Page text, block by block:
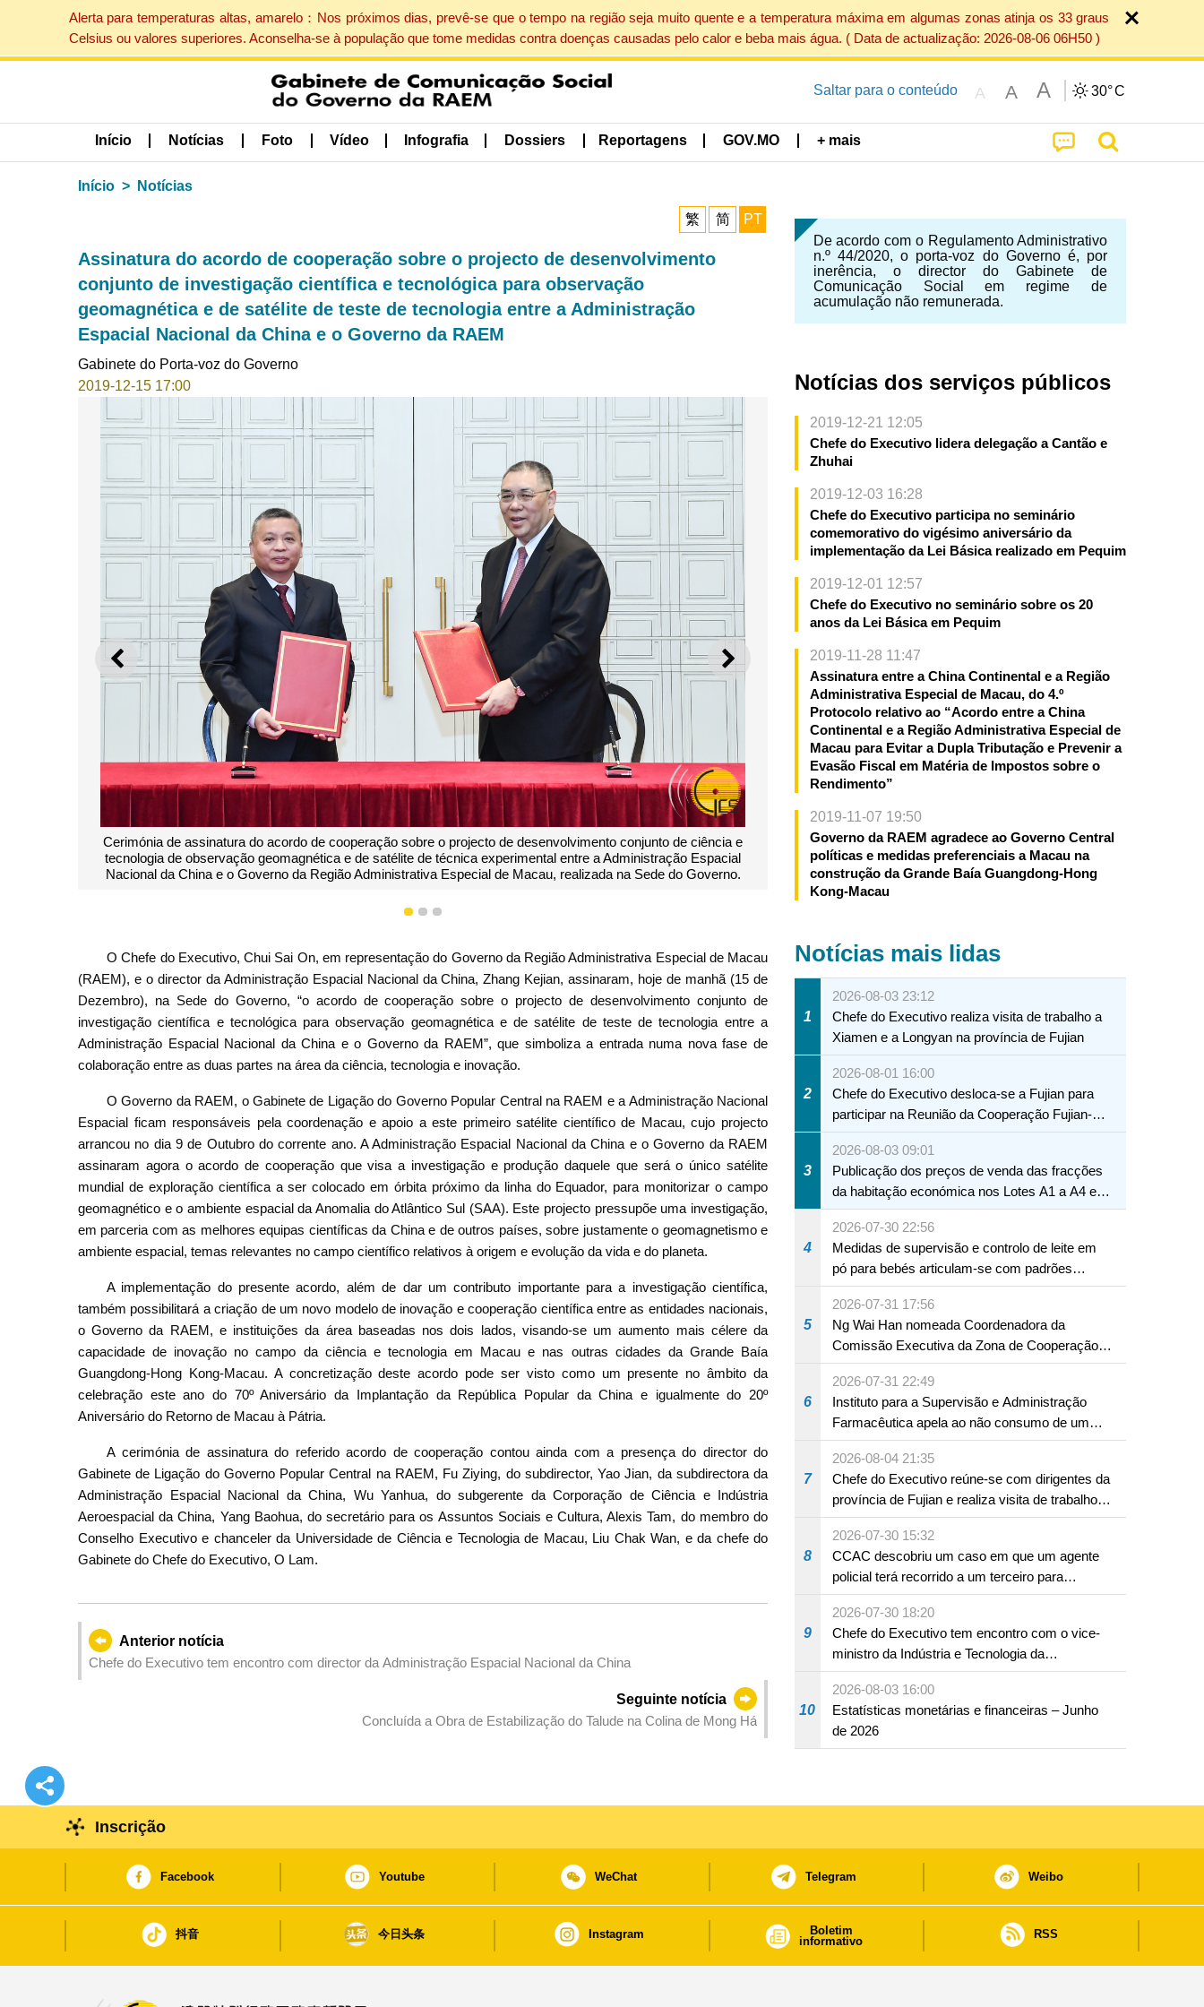
Alerta para temperaturas altas, amarelo：Nos próximos dias, prevê-se que o tempo na região seja muito quente e a temperatura máxima em algumas zonas atinja os 33 graus
Celsius ou valores superiores. Aconselha-se à população que tome medidas contra doenças causadas pelo calor e beba mais água. ( Data de actualização: 2026-08-06 06H50 )
Saltar para o conteúdo A A A 30°C
Início Notícias Foto Vídeo Infografia Dossiers Reportagens GOV.MO + mais
Início Notícias
繁 简 PT
Assinatura do acordo de cooperação sobre o projecto de desenvolvimento
conjunto de investigação científica e tecnológica para observação
geomagnética e de satélite de teste de tecnologia entre a Administração
Espacial Nacional da China e o Governo da RAEM
Gabinete do Porta-voz do Governo
2019-12-15 17:00
ANTERIOR SEGUINTE
conjunto de ciência e
Administração Espacial
na Sede do Governo.
Chefe do Executivo, Chui Sai On, e director da Administração Espacial Nacional da China, Zhang Kejian, assinam o
acordo de cooperação sobre o projecto de desenvolvimento conjunto de ciência e tecnologia de observação
geomagnética e de satélite de técnica experimental entre a Administração Espacial Nacional da China e o Governo
1
2 3
O Chefe do Executivo, Chui Sai On, em representação do Governo da Região Administrativa Especial de Macau
(RAEM), e o director da Administração Espacial Nacional da China, Zhang Kejian, assinaram, hoje de manhã (15 de
Dezembro), na Sede do Governo, “o acordo de cooperação sobre o projecto de desenvolvimento conjunto de
investigação científica e tecnológica para observação geomagnética e de satélite de teste de tecnologia entre a
Administração Espacial Nacional da China e o Governo da RAEM”, que simboliza a entrada numa nova fase de
colaboração entre as duas partes na área da ciência, tecnologia e inovação.
O Governo da RAEM, o Gabinete de Ligação do Governo Popular Central na RAEM e a Administração Nacional
Espacial ficam responsáveis pela coordenação e apoio a este primeiro satélite científico de Macau, cujo projecto
arrancou no dia 9 de Outubro do corrente ano. A Administração Espacial Nacional da China e o Governo da RAEM
assinaram agora o acordo de cooperação que visa a investigação e produção daquele que será o único satélite
mundial de exploração científica a ser colocado em órbita próximo da linha do Equador, para monitorizar o campo
geomagnético e o ambiente espacial da Anomalia do Atlântico Sul (SAA). Este projecto pressupõe uma investigação,
em parceria com as melhores equipas científicas da China e de outros países, sobre justamente o geomagnetismo e
ambiente espacial, temas relevantes no campo científico relativos à origem e evolução da vida e do planeta.
A implementação do presente acordo, além de dar um contributo importante para a investigação científica,
também possibilitará a criação de um novo modelo de inovação e cooperação científica entre as entidades nacionais,
o Governo da RAEM, e instituições da área baseadas nos dois lados, visando-se um aumento mais célere da
capacidade de inovação no campo da ciência e tecnologia em Macau e nas outras cidades da Grande Baía
Guangdong-Hong Kong-Macau. A concretização deste acordo pode ser visto como um presente no âmbito da
celebração este ano do 70º Aniversário da Implantação da República Popular da China e igualmente do 20º
Aniversário do Retorno de Macau à Pátria.
A cerimónia de assinatura do referido acordo de cooperação contou ainda com a presença do director do
Gabinete de Ligação do Governo Popular Central na RAEM, Fu Ziying, do subdirector, Yao Jian, da subdirectora da
Administração Espacial Nacional da China, Wu Yanhua, do subgerente da Corporação de Ciência e Indústria
Aeroespacial da China, Yang Baohua, do secretário para os Assuntos Sociais e Cultura, Alexis Tam, do membro do
Conselho Executivo e chanceler da Universidade de Ciência e Tecnologia de Macau, Liu Chak Wan, e da chefe do
Gabinete do Chefe do Executivo, O Lam.
Anterior notícia
Chefe do Executivo tem encontro com director da Administração Espacial Nacional da China
Seguinte notícia
Concluída a Obra de Estabilização do Talude na Colina de Mong Há
De acordo com o Regulamento Administrativo
n.º 44/2020, o porta-voz do Governo é, por
inerência, o director do Gabinete de
Comunicação Social em regime de
acumulação não remunerada.
Notícias dos serviços públicos
2019-12-21 12:05
Chefe do Executivo lidera delegação a Cantão e
Zhuhai
2019-12-03 16:28
Chefe do Executivo participa no seminário
comemorativo do vigésimo aniversário da
implementação da Lei Básica realizado em Pequim
2019-12-01 12:57
Chefe do Executivo no seminário sobre os 20
anos da Lei Básica em Pequim
2019-11-28 11:47
Assinatura entre a China Continental e a Região
Administrativa Especial de Macau, do 4.º
Protocolo relativo ao “Acordo entre a China
Continental e a Região Administrativa Especial de
Macau para Evitar a Dupla Tributação e Prevenir a
Evasão Fiscal em Matéria de Impostos sobre o
Rendimento”
2019-11-07 19:50
Governo da RAEM agradece ao Governo Central
políticas e medidas preferenciais a Macau na
construção da Grande Baía Guangdong-Hong
Kong-Macau
Notícias mais lidas
1
2026-08-03 23:12
Chefe do Executivo realiza visita de trabalho a
Xiamen e a Longyan na província de Fujian
2
2026-08-01 16:00
Chefe do Executivo desloca-se a Fujian para
participar na Reunião da Cooperação Fujian-
Macau
3
2026-08-03 09:01
Publicação dos preços de venda das fracções
da habitação económica nos Lotes A1 a A4 e
A12 da Zona A dos Novos Aterros
4
2026-07-30 22:56
Medidas de supervisão e controlo de leite em
pó para bebés articulam-se com padrões
internacionais Serviços interdepartamentais
envidam esforços para assegurar a saúde dos
bebés e crianças, assim como a segurança
alimentar
5
2026-07-31 17:56
Ng Wai Han nomeada Coordenadora da
Comissão Executiva da Zona de Cooperação
Aprofundada entre Guangdong e Macau em
Hengqin
6
2026-07-31 22:49
Instituto para a Supervisão e Administração
Farmacêutica apela ao não consumo de um
produto com substâncias medicamentosas
ocidentais
7
2026-08-04 21:35
Chefe do Executivo reúne-se com dirigentes da
província de Fujian e realiza visita de trabalho
em Fuzhou
8
2026-07-30 15:32
CCAC descobriu um caso em que um agente
policial terá recorrido a um terceiro para
assumir por si a culpa na sequência de uma
infracção rodoviária
9
2026-07-30 18:20
Chefe do Executivo tem encontro com o vice-
ministro da Indústria e Tecnologia da
Informação
10
2026-08-03 16:00
Estatísticas monetárias e financeiras – Junho
de 2026
Inscrição
Facebook Youtube WeChat Telegram Weibo
抖音 今日头条 Instagram
Boletim
informativo
RSS